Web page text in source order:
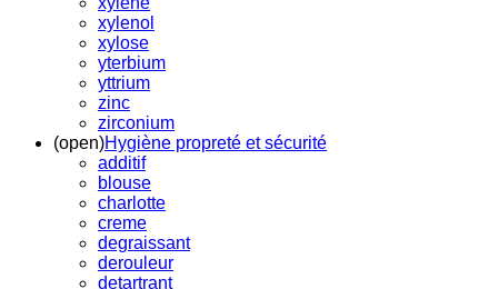
xylenol
xylose
yterbium
yttrium
zinc
zirconium
(open)Hygiène propreté et sécurité
additif
blouse
charlotte
creme
degraissant
derouleur
detartrant